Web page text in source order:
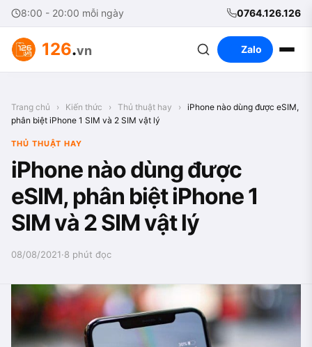
8:00 - 20:00 mỗi ngày 0764.126.126
126.vn Zalo
Trang chủ › Kiến thức › Thủ thuật hay › iPhone nào dùng được eSIM,
phân biệt iPhone 1 SIM và 2 SIM vật lý
THỦ THUẬT HAY
iPhone nào dùng được
eSIM, phân biệt iPhone 1
SIM và 2 SIM vật lý
08/08/2021·8 phút đọc